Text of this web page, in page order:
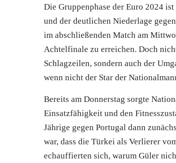
Die Gruppenphase der Euro 2024
und der deutlichen Niederlage
im abschließenden Match am
Achtelfinale zu erreichen. Doch
Schlagzeilen, sondern auch der
wenn nicht der Star der
Bereits am Donnerstag sorgte
Einsatzfähigkeit und den
Jährige gegen Portugal dann
war, dass die Türkei als Verlierer
echauffierten sich, warum Güler